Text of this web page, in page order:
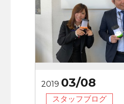
2019 03/08
スタッフブログ